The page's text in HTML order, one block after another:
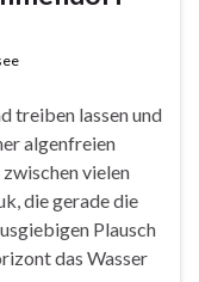
treiben lassen und
algenfreien
vielen
die gerade die
Plausch
das Wasser